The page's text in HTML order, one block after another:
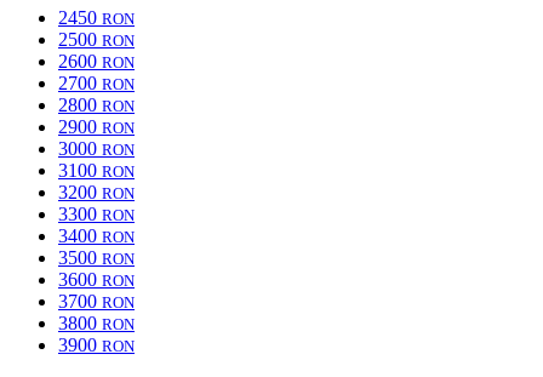
2450 RON
2500 RON
2600 RON
2700 RON
2800 RON
2900 RON
3000 RON
3100 RON
3200 RON
3300 RON
3400 RON
3500 RON
3600 RON
3700 RON
3800 RON
3900 RON